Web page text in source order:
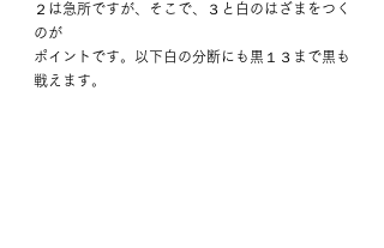
２は急所ですが、そこで、３と白のはざまをつく
のが
ポイントです。以下白の分断にも黒１３まで黒も
戦えます。